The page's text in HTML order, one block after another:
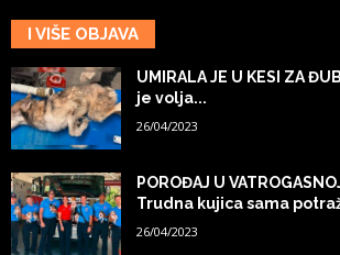
I VIŠE OBJAVA
UMIRALA JE U KESI ZA
je volja...
26/04/2023
POROĐAJ U
Trudna kujica sama
26/04/2023